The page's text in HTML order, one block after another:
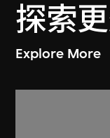
探索
Explore More